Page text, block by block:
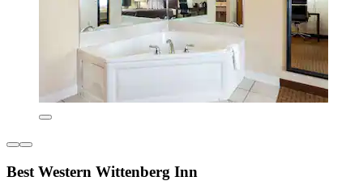
Best Western Wittenberg Inn